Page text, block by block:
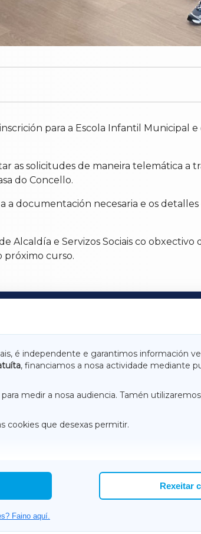
para a Escola Infantil
as solicitudes de maneira telemática
do Concello.
a documentación necesaria e os
Alcaldía e Servizos Sociais co
próximo curso.
é independente e garantimos información
, financiamos a nosa actividade mediante
para medir a nosa audiencia. Tamén utilizaremos
cookies que desexas permitir.
Rexeitar
Faino aquí.
LUGOXA
RIBEIRASACRAXA
HEMEROTECA